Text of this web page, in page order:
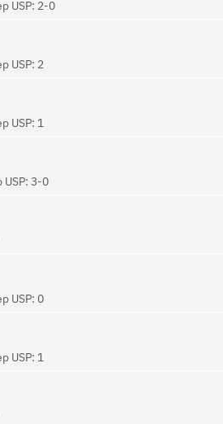
USP: 2-0
USP: 2
USP: 1
3-0
USP: 0
USP: 1